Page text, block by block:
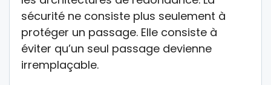
sécurité ne consiste plus seulement à
protéger un passage. Elle consiste à
éviter qu’un seul passage devienne
irremplaçable.